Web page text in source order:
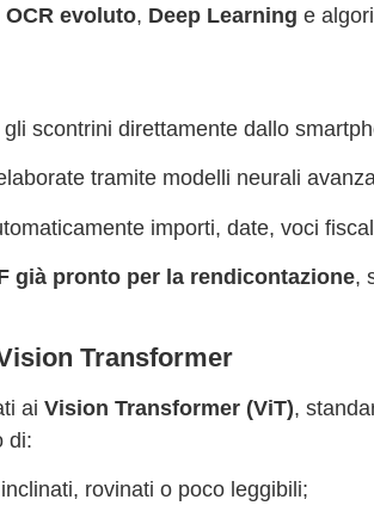
OCR evoluto, Deep Learning e
scontrini direttamente dallo
tramite modelli neurali
importi, date, voci
già pronto per la rendicontazione,
Transformer
ai Vision Transformer (ViT),
di:
rovinati o poco leggibili;